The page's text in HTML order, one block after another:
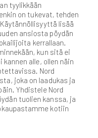
tyylikkään
on tukevat, tehden
lisää
ansiosta pöydän
kerrallaan.
kun sitä ei
alle, ollen näin
Nord
joka on laadukas ja
Yhdistele Nord
tuolien kanssa, ja
kotiin